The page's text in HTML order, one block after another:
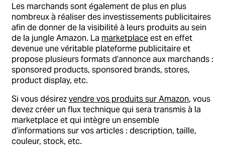
Les marchands sont également de plus en plus
nombreux à réaliser des investissements publicitaires
afin de donner de la visibilité à leurs produits au sein
de la jungle Amazon. La marketplaceest en effet
devenue une véritable plateforme publicitaire et
propose plusieurs formats d’annonce aux marchands :
sponsored products, sponsored brands, stores,
product display, etc.
Si vous désirezvendre vos produits sur Amazon, vous
devez créer un flux technique qui sera transmis à la
marketplace et qui intègre un ensemble
d’informations sur vos articles : description, taille,
couleur, stock, etc.